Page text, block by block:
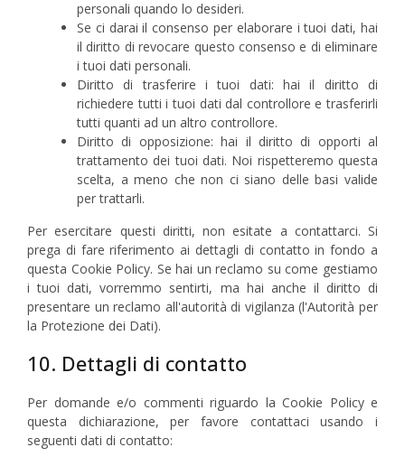
personali quando lo desideri.
Se ci darai il consenso per elaborare i tuoi dati, hai
il diritto di revocare questo consenso e di eliminare
i tuoi dati personali.
Diritto di trasferire i tuoi dati: hai il diritto di
richiedere tutti i tuoi dati dal controllore e trasferirli
tutti quanti ad un altro controllore.
Diritto di opposizione: hai il diritto di opporti al
trattamento dei tuoi dati. Noi rispetteremo questa
scelta, a meno che non ci siano delle basi valide
per trattarli.
Per esercitare questi diritti, non esitate a contattarci. Si
prega di fare riferimento ai dettagli di contatto in fondo a
questa Cookie Policy. Se hai un reclamo su come gestiamo
i tuoi dati, vorremmo sentirti, ma hai anche il diritto di
presentare un reclamo all'autorità di vigilanza (l'Autorità per
la Protezione dei Dati).
10. Dettagli di contatto
Per domande e/o commenti riguardo la Cookie Policy e
questa dichiarazione, per favore contattaci usando i
seguenti dati di contatto: